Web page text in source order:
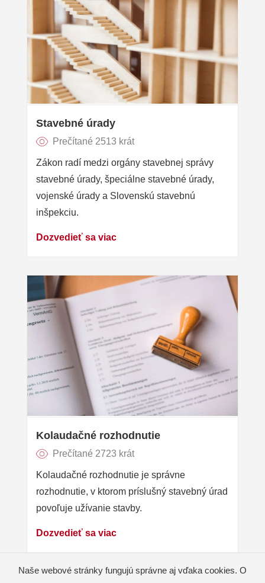
Stavebné úrady
Prečítané 2513 krát
Zákon radí medzi orgány stavebnej správy
stavebné úrady, špeciálne stavebné úrady,
vojenské úrady a Slovenskú stavebnú
inšpekciu.
Dozvedieť sa viac
Kolaudačné rozhodnutie
Prečítané 2723 krát
Kolaudačné rozhodnutie je správne
rozhodnutie, v ktorom príslušný stavebný úrad
povoľuje užívanie stavby.
Dozvedieť sa viac
Naše webové stránky fungujú správne aj vďaka cookies. O